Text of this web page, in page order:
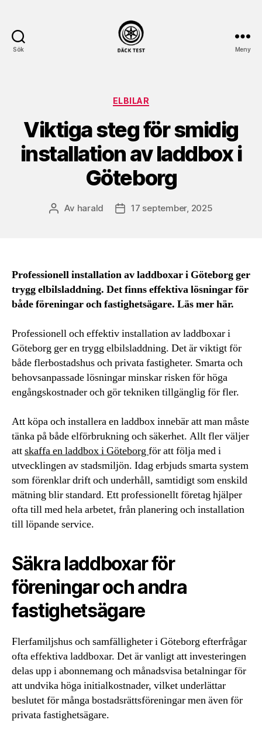
Sök Meny
Kategorier
ELBILAR
Viktiga steg för smidig
installation av laddbox i
Göteborg
Inläggsförfattare
Av harald Inläggsdatum
17 september, 2025
Professionell installation av laddboxar i Göteborg ger
trygg elbilsladdning. Det finns effektiva lösningar för
både föreningar och fastighetsägare. Läs mer här.
Professionell och effektiv installation av laddboxar i
Göteborg ger en trygg elbilsladdning. Det är viktigt för
både flerbostadshus och privata fastigheter. Smarta och
behovsanpassade lösningar minskar risken för höga
engångskostnader och gör tekniken tillgänglig för fler.
Att köpa och installera en laddbox innebär att man måste
tänka på både elförbrukning och säkerhet. Allt fler väljer
attskaffa en laddbox i Göteborgför att följa med i
utvecklingen av stadsmiljön. Idag erbjuds smarta system
som förenklar drift och underhåll, samtidigt som enskild
mätning blir standard. Ett professionellt företag hjälper
ofta till med hela arbetet, från planering och installation
till löpande service.
Säkra laddboxar för
föreningar och andra
fastighetsägare
Flerfamiljshus och samfälligheter i Göteborg efterfrågar
ofta effektiva laddboxar. Det är vanligt att investeringen
delas upp i abonnemang och månadsvisa betalningar för
att undvika höga initialkostnader, vilket underlättar
beslutet för många bostadsrättsföreningar men även för
privata fastighetsägare.